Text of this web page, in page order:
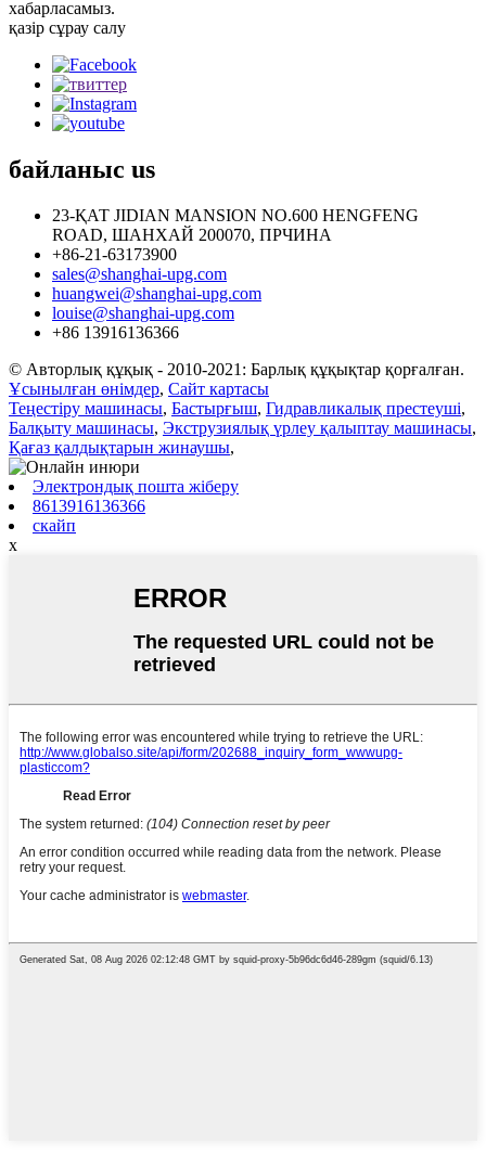
хабарласамыз.
қазір сұрау салу
байланыс us
23-ҚАТ JIDIAN MANSION NO.600 HENGFENG
ROAD, ШАНХАЙ 200070, ПРЧИНА
+86-21-63173900
sales@shanghai-upg.com
huangwei@shanghai-upg.com
louise@shanghai-upg.com
+86 13916136366
© Авторлық құқық - 2010-2021: Барлық құқықтар қорғалған.
Ұсынылған өнімдер, Сайт картасы
Теңестіру машинасы, Бастырғыш, Гидравликалық престеуші,
Балқыту машинасы, Экструзиялық үрлеу қалыптау машинасы,
Қағаз қалдықтарын жинаушы,
Электрондық пошта жіберу
8613916136366
скайп
x